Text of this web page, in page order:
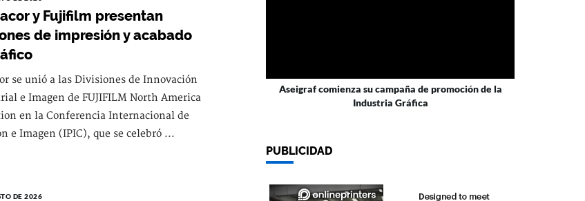
y Fujifilm presentan
de impresión y acabado
se unió a las Divisiones de Innovación
e Imagen de FUJIFILM North America
en la Conferencia Internacional de
e Imagen (IPIC), que se celebró ...
DE 2026
Aseigraf comienza su campaña de promoción de la
Industria Gráfica
PUBLICIDAD